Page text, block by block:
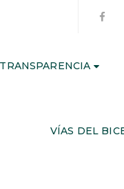
TRANSPARENCIA
VÍAS DEL